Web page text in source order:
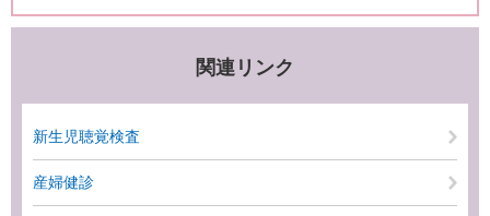
関連リンク
新生児聴覚検査
産婦健診